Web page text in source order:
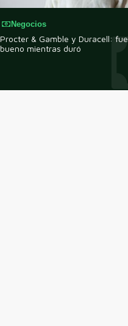
Negocios
Procter & Gamble y Duracell: fue
bueno mientras duró